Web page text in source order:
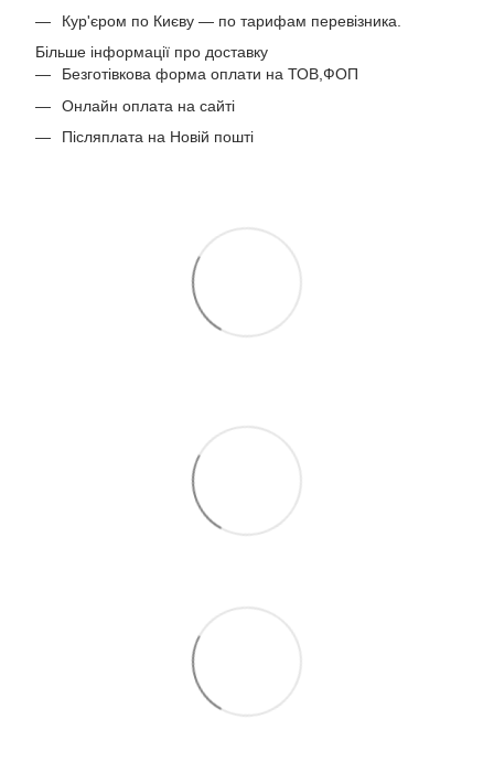
Кур'єром по Києву — по тарифам перевізника.
Більше інформації про доставку
Безготівкова форма оплати на ТОВ,ФОП
Онлайн оплата на сайті
Післяплата на Новій пошті